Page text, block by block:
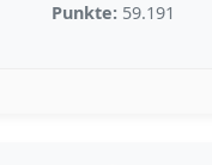
Punkte: 59.191